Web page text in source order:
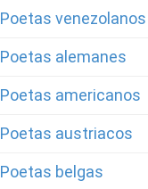
Poetas venezolanos
Poetas alemanes
Poetas americanos
Poetas austriacos
Poetas belgas